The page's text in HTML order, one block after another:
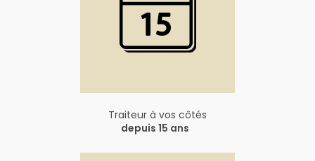
Traiteur à vos côtés
depuis 15 ans